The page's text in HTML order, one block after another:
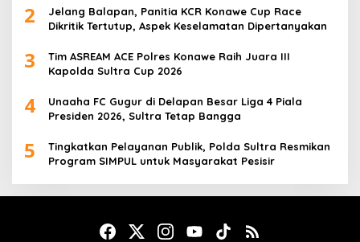
2
Jelang Balapan, Panitia KCR Konawe Cup Race
Dikritik Tertutup, Aspek Keselamatan Dipertanyakan
3
Tim ASREAM ACE Polres Konawe Raih Juara III
Kapolda Sultra Cup 2026
4
Unaaha FC Gugur di Delapan Besar Liga 4 Piala
Presiden 2026, Sultra Tetap Bangga
5
Tingkatkan Pelayanan Publik, Polda Sultra Resmikan
Program SIMPUL untuk Masyarakat Pesisir